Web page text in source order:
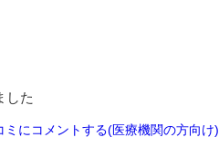
した
にコメントする(医療機関の方向け)